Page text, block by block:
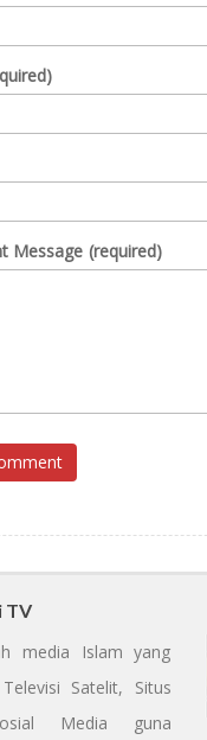
Message (required)
TV
media Islam yang
Satelit, Situs
Media guna